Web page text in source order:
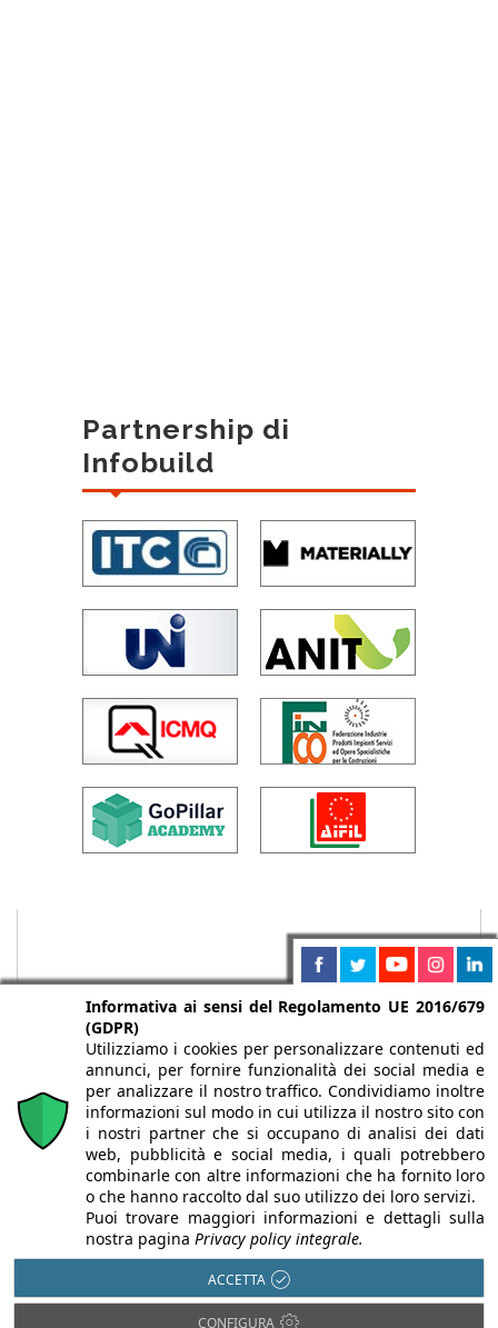
Partnership di
Infobuild
Chi siamo Autori Per la tua pubblicità
Iscriviti alla
newsletter
Infobuild è testata registrata presso il Tribunale di Milano al n° 63
Informativa ai sensi del Regolamento UE 2016/679
(GDPR)
Utilizziamo i cookies per personalizzare contenuti ed
annunci, per fornire funzionalità dei social media e
per analizzare il nostro traffico. Condividiamo inoltre
informazioni sul modo in cui utilizza il nostro sito con
i nostri partner che si occupano di analisi dei dati
web, pubblicità e social media, i quali potrebbero
combinarle con altre informazioni che ha fornito loro
o che hanno raccolto dal suo utilizzo dei loro servizi.
Puoi trovare maggiori informazioni e dettagli sulla
nostra pagina Privacy policy integrale.
ACCETTA
CONFIGURA